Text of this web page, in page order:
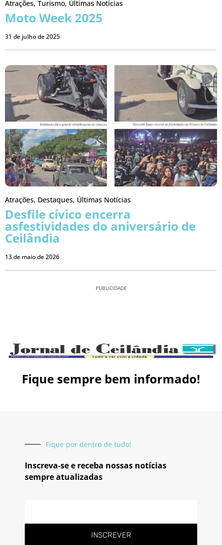
Atrações, Turismo, Últimas Notícias
Moto Week 2025
31 de julho de 2025
Atrações, Destaques, Últimas Notícias
Desfile cívico encerra
asfestividades do aniversário de
Ceilândia
13 de maio de 2026
PUBLICIDADE
Fique sempre bem informado!
Fique por dentro de tudo!
Inscreva-se e receba nossas notícias
sempre atualizadas
INSCREVER